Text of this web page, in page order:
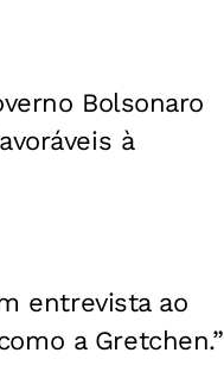
Bolsonaro
à
entrevista ao
a Gretchen.”